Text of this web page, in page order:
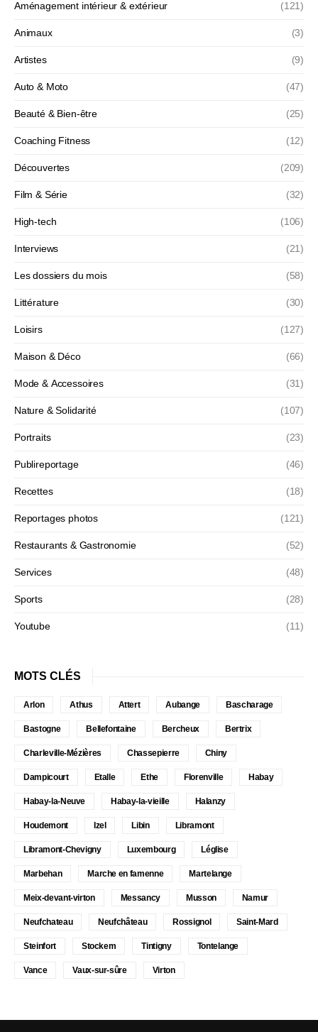
Aménagement intérieur & extérieur (121)
Animaux (3)
Artistes (9)
Auto & Moto (47)
Beauté & Bien-être (25)
Coaching Fitness (12)
Découvertes (209)
Film & Série (32)
High-tech (106)
Interviews (21)
Les dossiers du mois (58)
Littérature (30)
Loisirs (127)
Maison & Déco (66)
Mode & Accessoires (31)
Nature & Solidarité (107)
Portraits (23)
Publireportage (46)
Recettes (18)
Reportages photos (121)
Restaurants & Gastronomie (52)
Services (48)
Sports (28)
Youtube (11)
MOTS CLÉS
Arlon Athus Attert Aubange Bascharage
Bastogne Bellefontaine Bercheux Bertrix
Charleville-Mézières Chassepierre Chiny
Dampicourt Etalle Ethe Florenville Habay
Habay-la-Neuve Habay-la-vieille Halanzy
Houdemont Izel Libin Libramont
Libramont-Chevigny Luxembourg Léglise
Marbehan Marche en famenne Martelange
Meix-devant-virton Messancy Musson Namur
Neufchateau Neufchâteau Rossignol Saint-Mard
Steinfort Stockem Tintigny Tontelange
Vance Vaux-sur-sûre Virton